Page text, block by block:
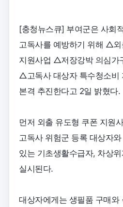
[충청뉴스큐] 부여군은 사회
고독사를 예방하기 위해 △
지원사업 △저장강박 의심가
△고독사 대상자 특수청소비
본격 추진한다고 2일 밝혔다.
먼저 외출 유도형 쿠폰 지원
고독사 위험군 등록 대상자
있는 기초생활수급자, 차상
실시된다.
대상자에게는 생필품 구매와